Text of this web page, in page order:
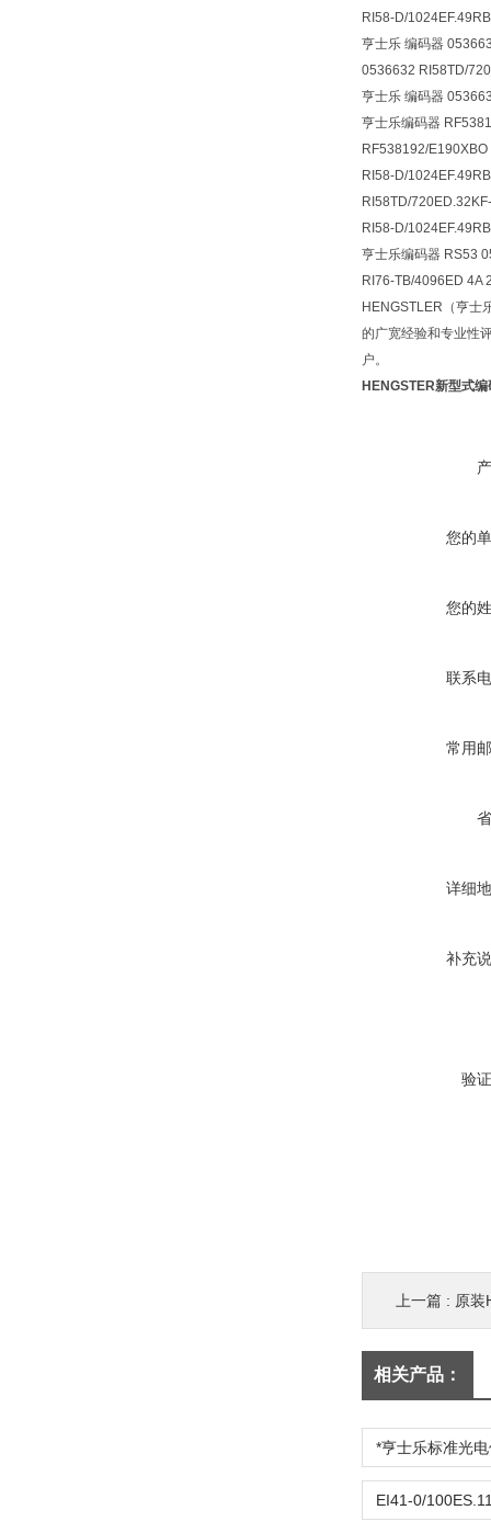
RI58-D/
亨士乐 编码器
0536632 RI58TD/
亨士乐 编码器
亨士乐编码器
RF538192/E190XBO
RI58-D/
RI58TD/
RI58-D/
亨士乐编码器 RS53
RI76-TB/4096ED 4A
HENGSTLER（亨士
的广宽经验和专业性
户。
HENGSTER新型式
您的
您的
联系
常用
详细
补充
验
上一篇 : 原装
相关产品：